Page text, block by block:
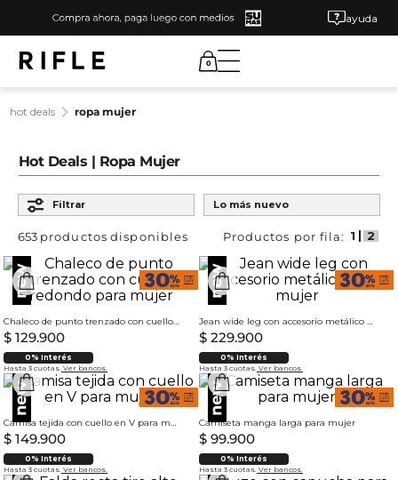
ayuda
0
hot deals ropa mujer
Hot Deals | Ropa Mujer
Filtrar
Lo más nuevo
653 productos
Chaleco de punto trenzado con cuello redondo para mujer
$ 129.900
0% Interés
Hasta 3 cuotas. Ver bancos.
Jean wide leg con accesorio metálico para mujer
$ 229.900
0% Interés
Hasta 3 cuotas. Ver bancos.
Camisa tejida con cuello en V para mujer
$ 149.900
0% Interés
Hasta 3 cuotas. Ver bancos.
Camiseta manga larga para mujer
$ 99.900
0% Interés
Hasta 3 cuotas. Ver bancos.